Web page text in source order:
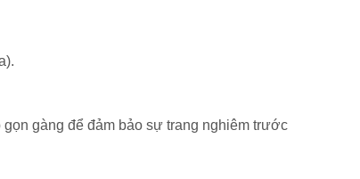
gàng để đảm bảo sự trang nghiêm trước